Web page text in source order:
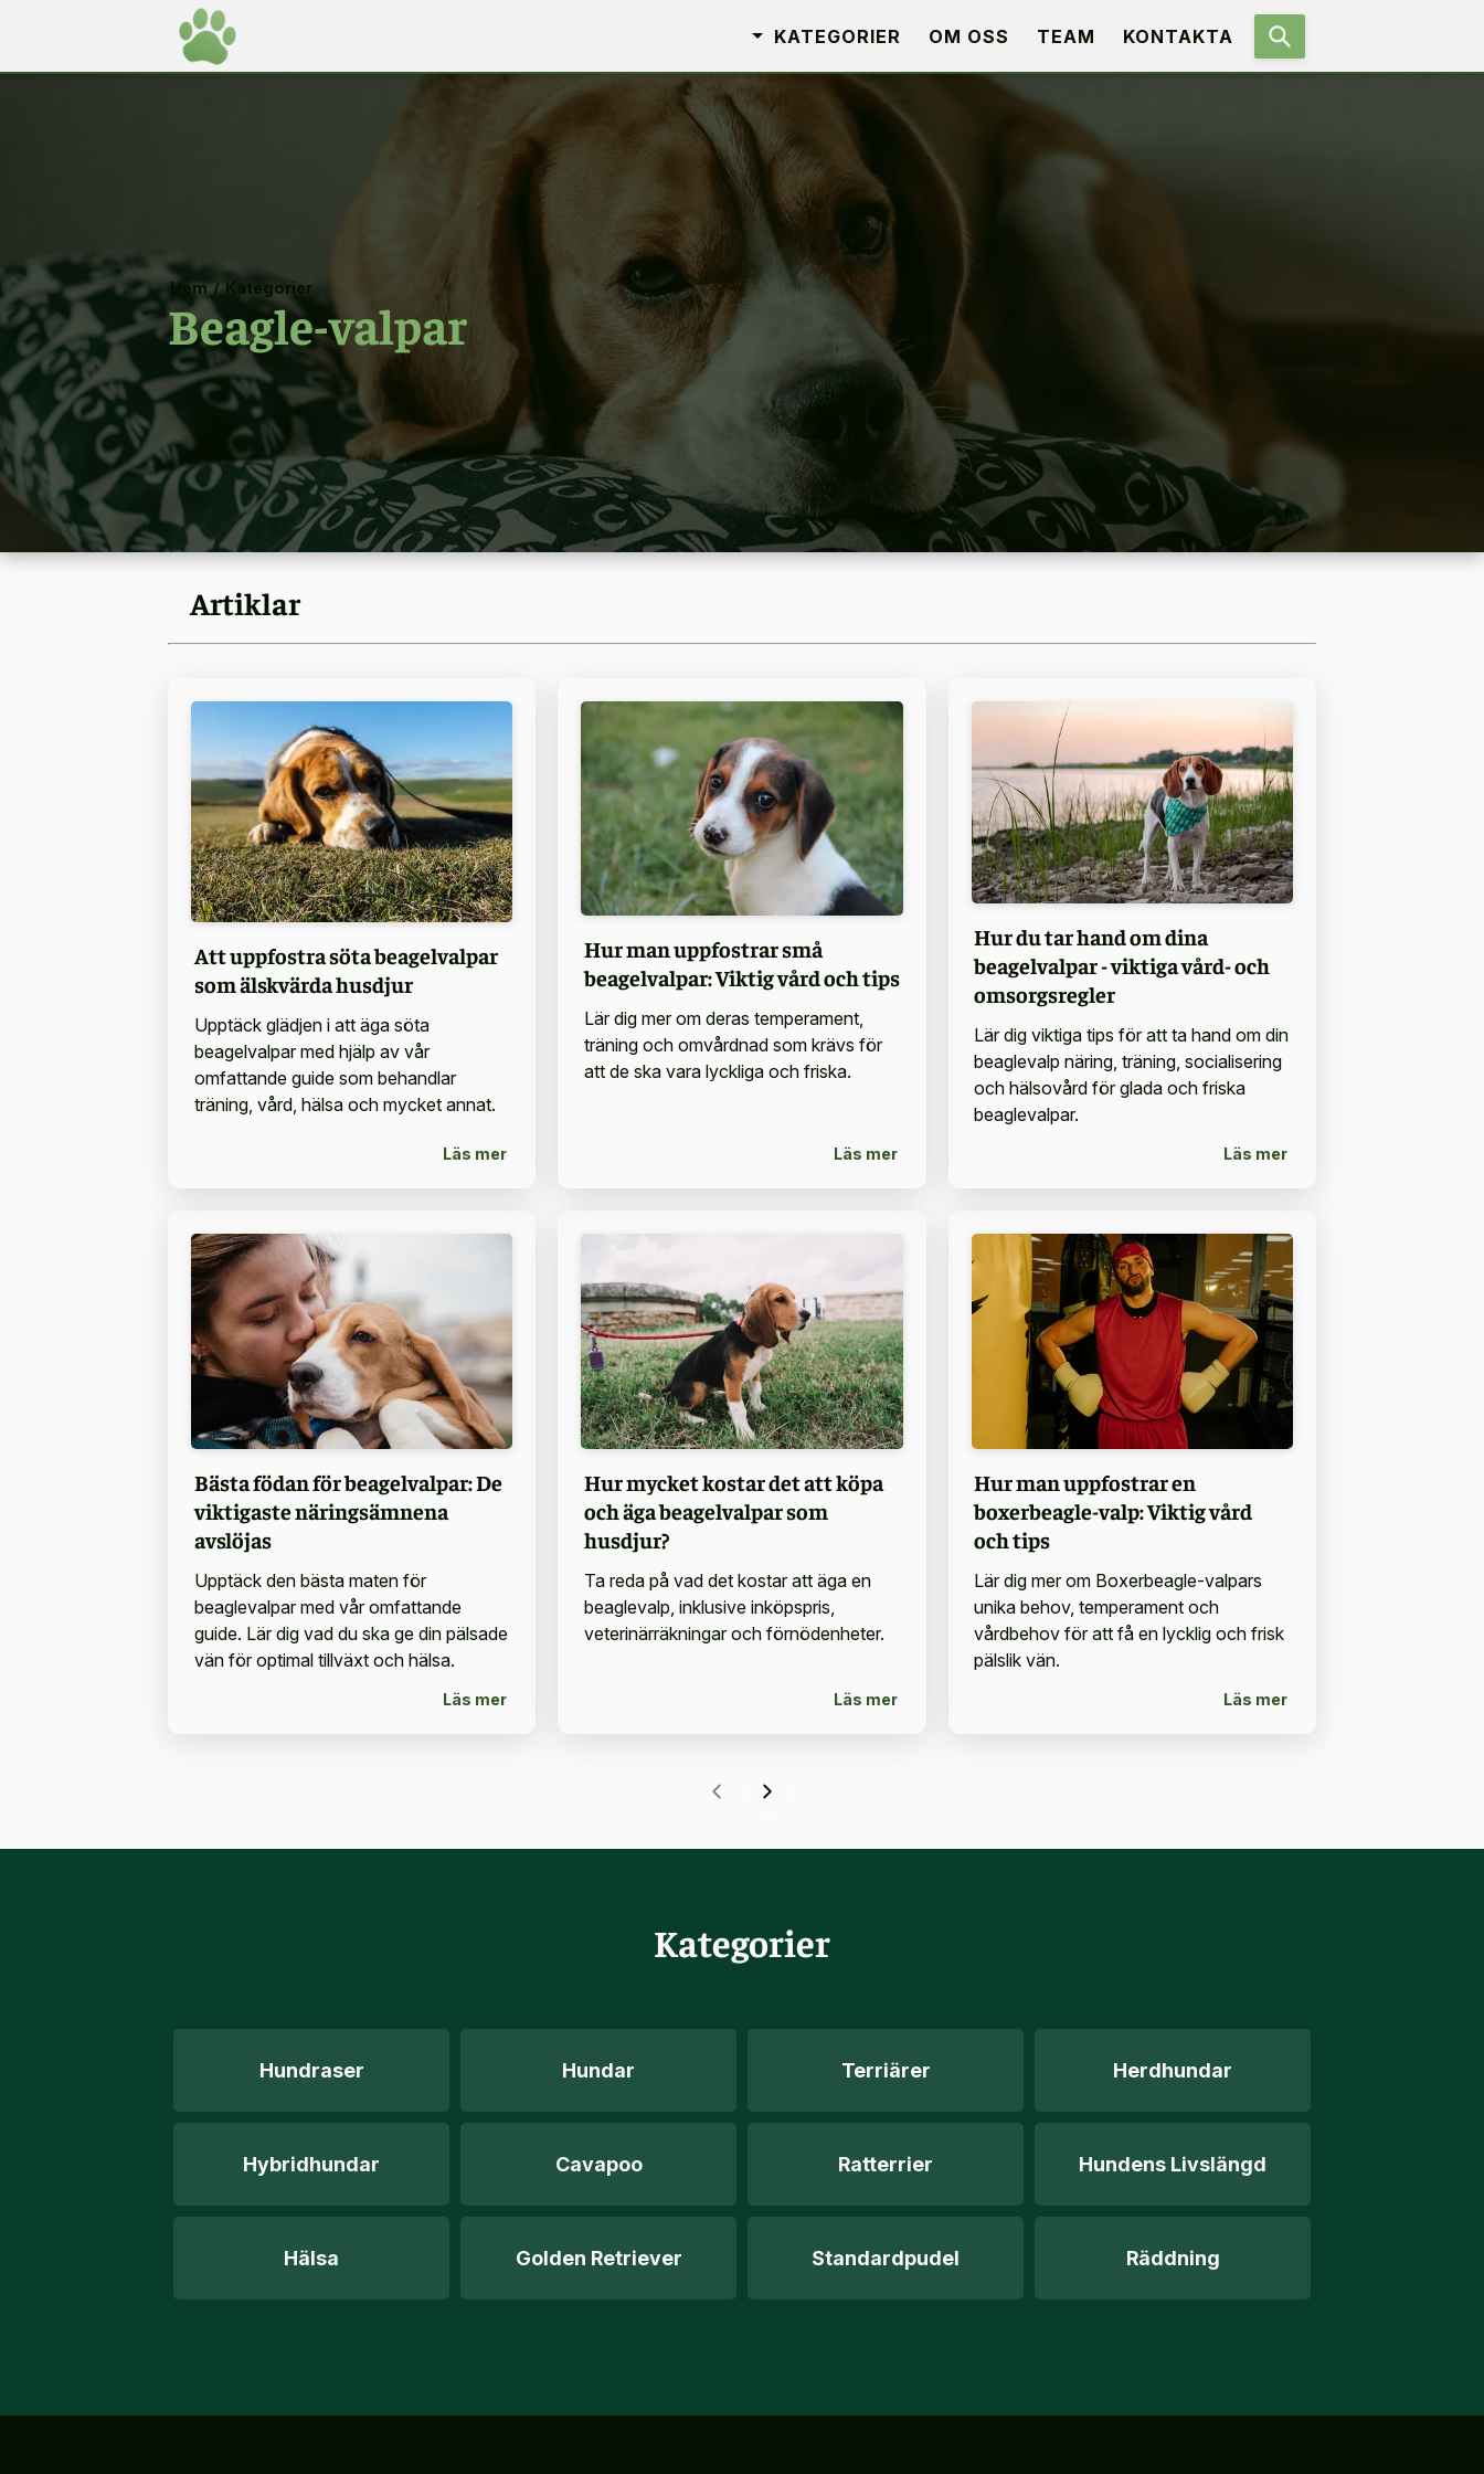
KATEGORIER OM OSS TEAM KONTAKTA
Hem / Kategorier
Beagle-valpar
Artiklar
Att uppfostra söta beagelvalpar
som älskvärda husdjur
Upptäck glädjen i att äga söta
beagelvalpar med hjälp av vår
omfattande guide som behandlar
träning, vård, hälsa och mycket annat.
Läs mer
Hur man uppfostrar små
beagelvalpar: Viktig vård och tips
Lär dig mer om deras temperament,
träning och omvårdnad som krävs för
att de ska vara lyckliga och friska.
Läs mer
Hur du tar hand om dina
beagelvalpar - viktiga vård- och
omsorgsregler
Lär dig viktiga tips för att ta hand om din
beaglevalp näring, träning, socialisering
och hälsovård för glada och friska
beaglevalpar.
Läs mer
Bästa födan för beagelvalpar: De
viktigaste näringsämnena
avslöjas
Upptäck den bästa maten för
beaglevalpar med vår omfattande
guide. Lär dig vad du ska ge din pälsade
vän för optimal tillväxt och hälsa.
Läs mer
Hur mycket kostar det att köpa
och äga beagelvalpar som
husdjur?
Ta reda på vad det kostar att äga en
beaglevalp, inklusive inköpspris,
veterinärräkningar och förnödenheter.
Läs mer
Hur man uppfostrar en
boxerbeagle-valp: Viktig vård
och tips
Lär dig mer om Boxerbeagle-valpars
unika behov, temperament och
vårdbehov för att få en lycklig och frisk
pälslik vän.
Läs mer
Kategorier
Hundraser Hundar Terriärer Herdhundar
Hybridhundar Cavapoo Ratterrier Hundens Livslängd
Hälsa Golden Retriever Standardpudel Räddning